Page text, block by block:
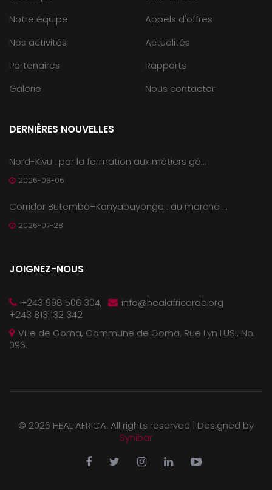
Notre équipe
Nos activités
Partenaires
Galerie
Appels d'offres
Actualités
Rapports
Nous contacter
DERNIÈRES NOUVELLES
Nord-Kivu : par la formation aux métiers gé...
2026-08-06
Corridor Butembo–Kanyabayonga : au marché ...
2026-07-28
JOIGNEZ-NOUS
+243 998 506 304,
+243 813 132 342
info@healafricardc.org
Ville de Goma, Commune de Goma, Rue Lyn LUSI, No.
096.
© 2026 HEAL AFRICA. All rights reserved | Designed by
Synibar